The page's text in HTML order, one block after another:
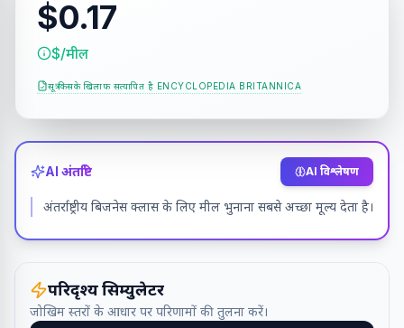
$0.17
$/मील
सूत्र किसके खिलाफ सत्यापित है ENCYCLOPEDIA BRITANNICA
AI अंतर्दृष्टि AI विश्लेषण
अंतर्राष्ट्रीय बिजनेस क्लास के लिए मील भुनाना सबसे अच्छा मूल्य देता है।
परिदृश्य सिम्युलेटर
जोखिम स्तरों के आधार पर परिणामों की तुलना करें।